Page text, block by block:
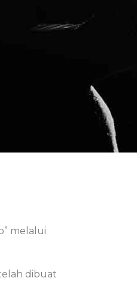
melalui
dibuat